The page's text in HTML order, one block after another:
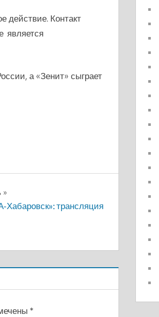
действие. Контакт
является
а «Зенит» сыграет
Хабаровск»: трансляция
*